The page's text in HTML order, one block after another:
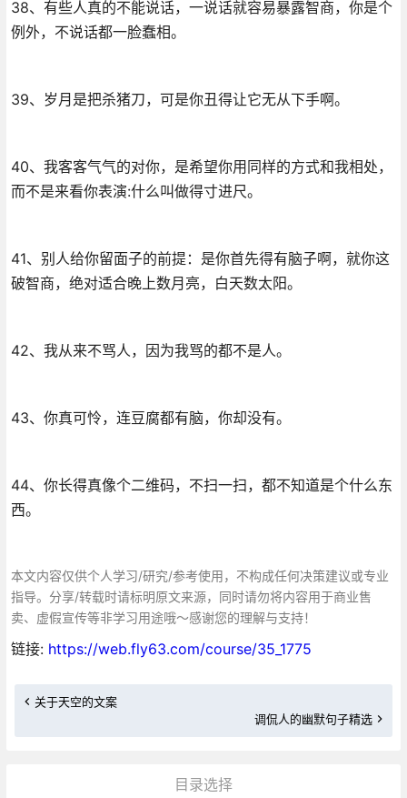
38、有些人真的不能说话，一说话就容易暴露智商，你是个
例外，不说话都一脸蠢相。
39、岁月是把杀猪刀，可是你丑得让它无从下手啊。
40、我客客气气的对你，是希望你用同样的方式和我相处，
而不是来看你表演:什么叫做得寸进尺。
41、别人给你留面子的前提：是你首先得有脑子啊，就你这
破智商，绝对适合晚上数月亮，白天数太阳。
42、我从来不骂人，因为我骂的都不是人。
43、你真可怜，连豆腐都有脑，你却没有。
44、你长得真像个二维码，不扫一扫，都不知道是个什么东
西。
本文内容仅供个人学习/研究/参考使用，不构成任何决策建议或专业
指导。分享/转载时请标明原文来源，同时请勿将内容用于商业售
卖、虚假宣传等非学习用途哦～感谢您的理解与支持！
链接: https://web.fly63.com/course/35_1775
关于天空的文案
调侃人的幽默句子精选
目录选择